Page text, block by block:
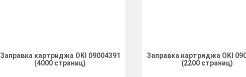
Заправка картриджа OKI 09004391
(4000 страниц)
Заправка картриджа OKI
(2200 страниц)